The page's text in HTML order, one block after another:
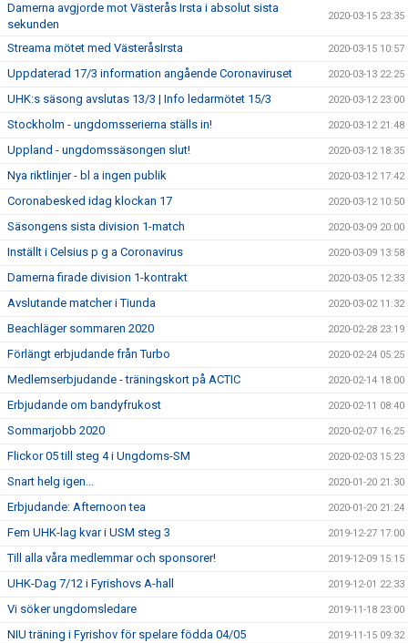
Damerna avgjorde mot Västerås Irsta i absolut sista
sekunden
2020-03-15 23:35
Streama mötet med VästeråsIrsta 2020-03-15 10:57
Uppdaterad 17/3 information angående Coronaviruset 2020-03-13 22:25
UHK:s säsong avslutas 13/3 | Info ledarmötet 15/3 2020-03-12 23:00
Stockholm - ungdomsserierna ställs in! 2020-03-12 21:48
Uppland - ungdomssäsongen slut! 2020-03-12 18:35
Nya riktlinjer - bl a ingen publik 2020-03-12 17:42
Coronabesked idag klockan 17 2020-03-12 10:50
Säsongens sista division 1-match 2020-03-09 20:00
Inställt i Celsius p g a Coronavirus 2020-03-09 13:58
Damerna firade division 1-kontrakt 2020-03-05 12:33
Avslutande matcher i Tiunda 2020-03-02 11:32
Beachläger sommaren 2020 2020-02-28 23:19
Förlängt erbjudande från Turbo 2020-02-24 05:25
Medlemserbjudande - träningskort på ACTIC 2020-02-14 18:00
Erbjudande om bandyfrukost 2020-02-11 08:40
Sommarjobb 2020 2020-02-07 16:25
Flickor 05 till steg 4 i Ungdoms-SM 2020-02-03 15:23
Snart helg igen... 2020-01-20 21:30
Erbjudande: Afternoon tea 2020-01-20 21:24
Fem UHK-lag kvar i USM steg 3 2019-12-27 17:00
Till alla våra medlemmar och sponsorer! 2019-12-09 15:15
UHK-Dag 7/12 i Fyrishovs A-hall 2019-12-01 22:33
Vi söker ungdomsledare 2019-11-18 23:00
NIU träning i Fyrishov för spelare födda 04/05 2019-11-15 09:32